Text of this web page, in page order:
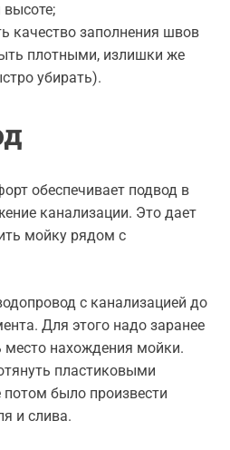
высоте;
качество заполнения швов
плотными, излишки же
убирать).
обеспечивает подвод в
канализации. Это дает
мойку рядом с
с канализацией до
Для этого надо заранее
место нахождения мойки.
пластиковыми
было произвести
и слива.